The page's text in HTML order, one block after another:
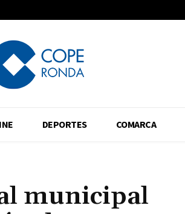
DEPORTES COMARCA
municipal